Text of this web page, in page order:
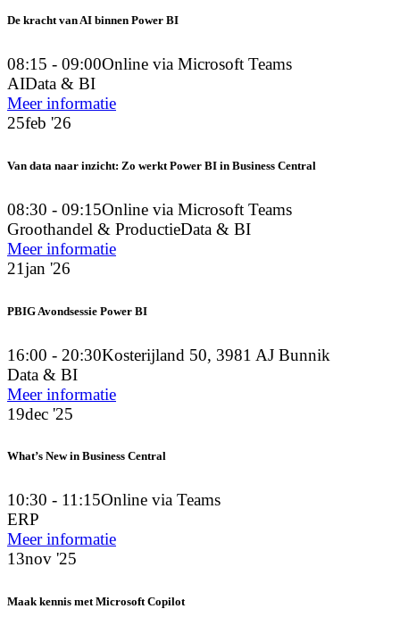
De kracht van AI binnen Power BI
08:15 - 09:00Online via Microsoft Teams
AIData & BI
Meer informatie
25feb '26
Van data naar inzicht: Zo werkt Power BI in Business Central
08:30 - 09:15Online via Microsoft Teams
Groothandel & ProductieData & BI
Meer informatie
21jan '26
PBIG Avondsessie Power BI
16:00 - 20:30Kosterijland 50, 3981 AJ Bunnik
Data & BI
Meer informatie
19dec '25
What’s New in Business Central
10:30 - 11:15Online via Teams
ERP
Meer informatie
13nov '25
Maak kennis met Microsoft Copilot